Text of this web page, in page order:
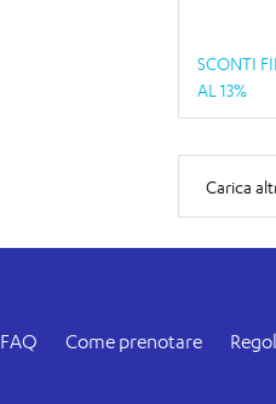
SCONTI
AL 13%
Carica
FAQ Come prenotare